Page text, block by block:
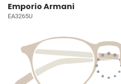
Emporio Armani
EA3265U